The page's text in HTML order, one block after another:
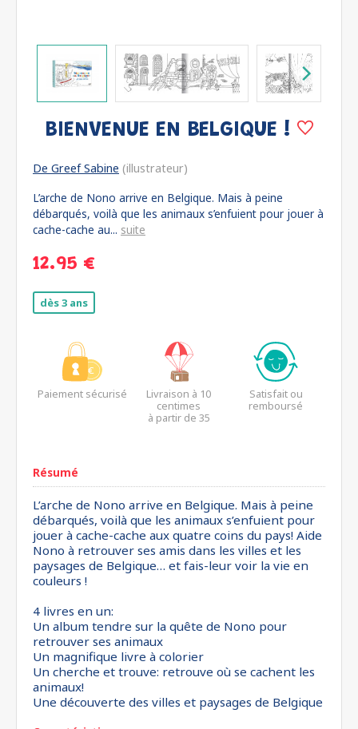
BIENVENUE EN BELGIQUE !
De Greef Sabine (illustrateur)
L’arche de Nono arrive en Belgique. Mais à peine
débarqués, voilà que les animaux s’enfuient pour jouer à
cache-cache au... suite
12.95 €
dès 3 ans
Paiement sécurisé
Livraison à 10
centimes
à partir de 35
Satisfait ou
remboursé
Résumé
L’arche de Nono arrive en Belgique. Mais à peine
débarqués, voilà que les animaux s’enfuient pour
jouer à cache-cache aux quatre coins du pays! Aide
Nono à retrouver ses amis dans les villes et les
paysages de Belgique… et fais-leur voir la vie en
couleurs !
4 livres en un:
Un album tendre sur la quête de Nono pour
retrouver ses animaux
Un magnifique livre à colorier
Un cherche et trouve: retrouve où se cachent les
animaux!
Une découverte des villes et paysages de Belgique